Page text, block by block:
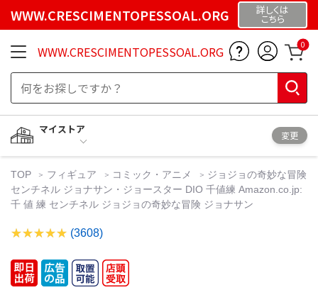
WWW.CRESCIMENTOPESSOAL.ORG 詳しくは
こちら
WWW.CRESCIMENTOPESSOAL.ORG 0
マイストア
変更
TOP フィギュア コミック・アニメ
ジョジョの奇妙な冒険
センチネル ジョナサン・ジョースター DIO 千値練 Amazon.co.jp:
千 値 練 センチネル ジョジョの奇妙な冒険 ジョナサン
(3608)